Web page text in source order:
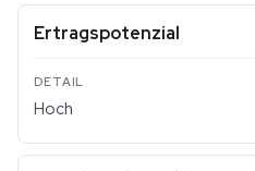
Ertragspotenzial
Hoch